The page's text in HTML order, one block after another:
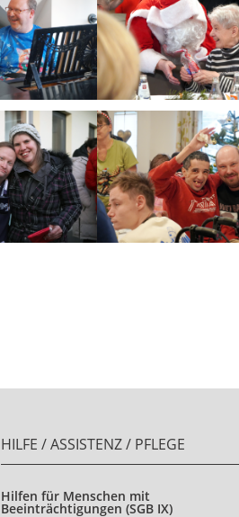
HILFE / ASSISTENZ / PFLEGE
Hilfen für Menschen mit
Beeinträchtigungen (SGB IX)